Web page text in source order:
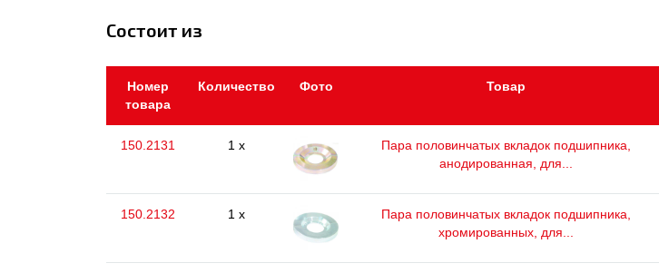
Состоит из
Номер
товара
Количество Фото Товар
150.2131 1 x
Пара половинчатых вкладок подшипника,
анодированная, для...
150.2132 1 x
Пара половинчатых вкладок подшипника,
хромированных, для...